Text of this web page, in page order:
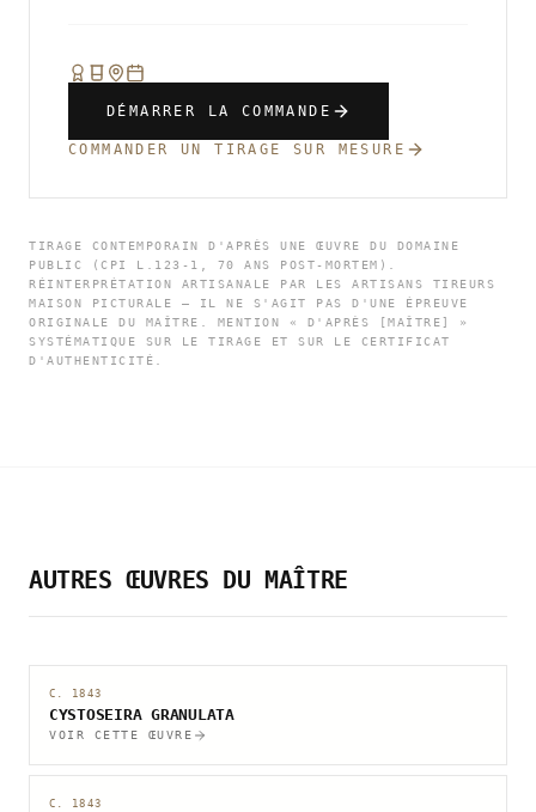
DÉMARRER LA COMMANDE
COMMANDER UN TIRAGE SUR MESURE
TIRAGE CONTEMPORAIN D'APRÈS UNE ŒUVRE DU DOMAINE
PUBLIC (CPI L.123-1, 70 ANS POST-MORTEM).
RÉINTERPRÉTATION ARTISANALE PAR LES ARTISANS TIREURS
MAISON PICTURALE — IL NE S'AGIT PAS D'UNE ÉPREUVE
ORIGINALE DU MAÎTRE. MENTION « D'APRÈS [MAÎTRE] »
SYSTÉMATIQUE SUR LE TIRAGE ET SUR LE CERTIFICAT
D'AUTHENTICITÉ.
AUTRES ŒUVRES DU MAÎTRE
C. 1843
CYSTOSEIRA GRANULATA
VOIR CETTE ŒUVRE
C. 1843